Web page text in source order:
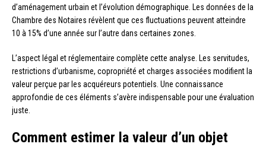
d’aménagement urbain et l’évolution démographique. Les données de la
Chambre des Notaires révèlent que ces fluctuations peuvent atteindre
10 à 15% d’une année sur l’autre dans certaines zones.
L’aspect légal et réglementaire complète cette analyse. Les servitudes,
restrictions d’urbanisme, copropriété et charges associées modifient la
valeur perçue par les acquéreurs potentiels. Une connaissance
approfondie de ces éléments s’avère indispensable pour une évaluation
juste.
Comment estimer la valeur d’un objet